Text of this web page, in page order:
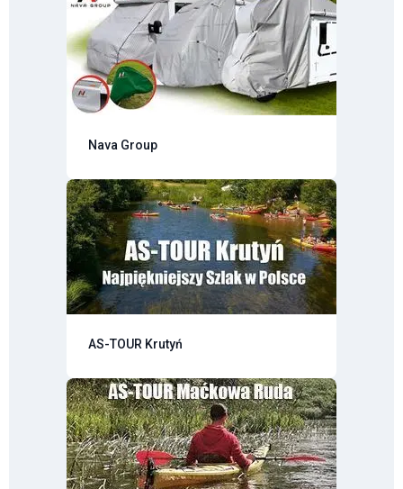
Nava Group
AS-TOUR Krutyń